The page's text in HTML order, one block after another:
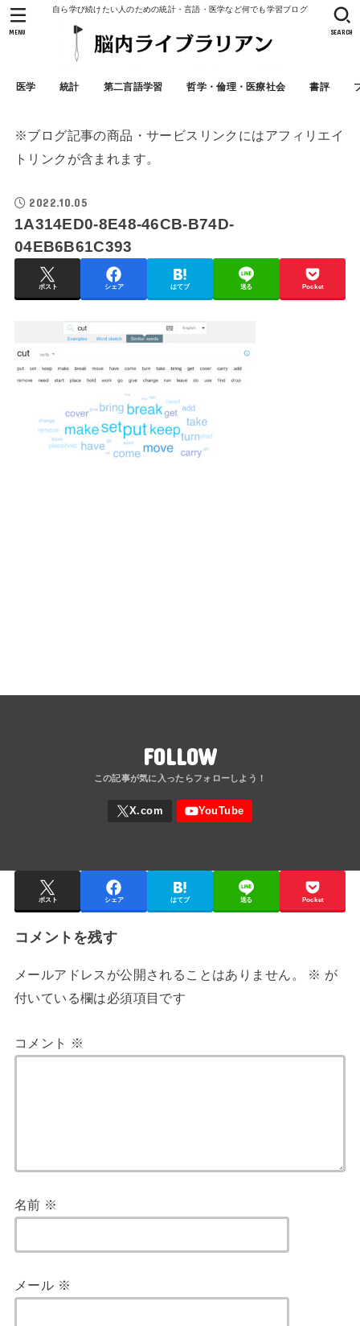
自ら学び続けたい人のための統計・言語・医学など何でも学習ブログ
医学 統計 第二言語学習 哲学・倫理・医療社会 書評
SEARCH
MENU
※ブログ記事の商品・サービスリンクにはアフィリエイ
トリンクが含まれます。
2022.10.05
1A314ED0-8E48-46CB-B74D-
04EB6B61C393
ポスト シェア はてブ 送る Pocket
FOLLOW
ポスト シェア はてブ 送る Pocket
コメントを残す
メールアドレスが公開されることはありません。 ※ が
付いている欄は必須項目です
コメント ※
名前 ※
メール ※